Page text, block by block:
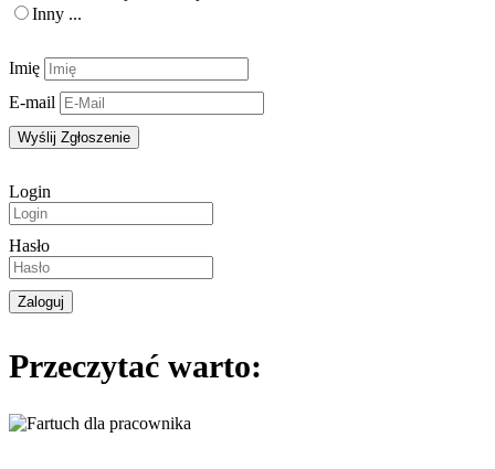
Kontakt
Inny ...
Imię
E-mail
Login
Hasło
Przeczytać warto: